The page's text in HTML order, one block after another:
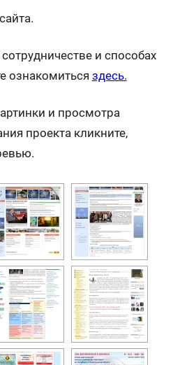
и способах
ознакомиться здесь.
и просмотра
проекта кликните,